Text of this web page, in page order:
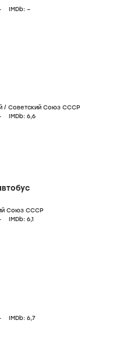
IMDb: –
/ Советский Союз СССР
IMDb: 6,6
Союз СССР
IMDb: 6,1
IMDb: 6,7